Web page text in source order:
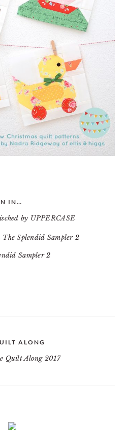
IN…
by UPPERCASE
Sampler 2
ALONG